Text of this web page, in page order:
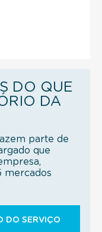
DO QUE
DA
parte de
que
mercados
DO SERVIÇO